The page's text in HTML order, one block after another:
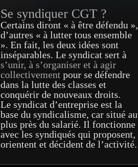
Se syndiquer CGT ?
Certains diront « à être défendu »,
d’autres « à lutter tous ensemble
». En fait, les deux idées sont
inséparables. Le syndicat sert à
s’unir, à s’organiser et à agir
collectivement pour se défendre
dans la lutte des classes et
conquérir de nouveaux droits.
Le syndicat d’entreprise est la
base du syndicalisme, car situé au
plus près du salarié. Il fonctionne
avec les syndiqués qui proposent,
orientent et décident de l’activité.